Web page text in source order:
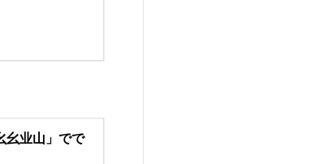
幺业山」でで